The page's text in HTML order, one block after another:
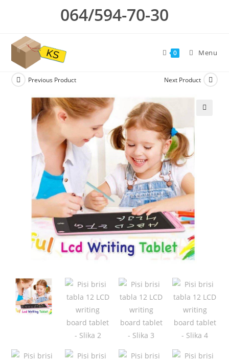
064/594-70-30
0 Menu
Previous Product Next Product